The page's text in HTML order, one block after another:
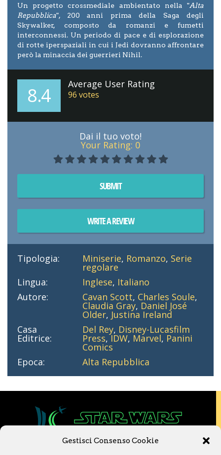
Gestisci Consenso Cookie
Un progetto crossmediale ambientato nella "Alta
Repubblica", 200 anni prima della Saga degli
Skywalker, composto da romanzi e fumetti
interconnessi. Un periodo di pace e di esplorazione
di rotte iperspaziali in cui i Jedi dovranno affrontare
però la minaccia dei guerrieri Nihil.
8.4 Average User Rating
96 votes
Dai il tuo voto!
Your Rating: 0
SUBMIT
WRITE A REVIEW
Tipologia: Miniserie, Romanzo, Serie
regolare
Lingua:
Inglese, Italiano
Autore:
Cavan Scott, Charles Soule,
Claudia Gray, Daniel José
Older, Justina Ireland
Casa
Editrice:
Del Rey, Disney-Lucasfilm
Press,IDW, Marvel, Panini
Comics
Epoca:
Alta Repubblica